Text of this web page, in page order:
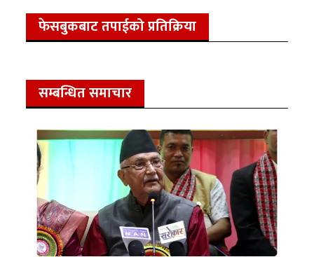
फेसबुकबाट तपाईको प्रतिक्रिया
सम्बन्धित समाचार